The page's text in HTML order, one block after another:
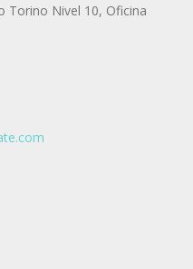
Torino Nivel 10, Oficina